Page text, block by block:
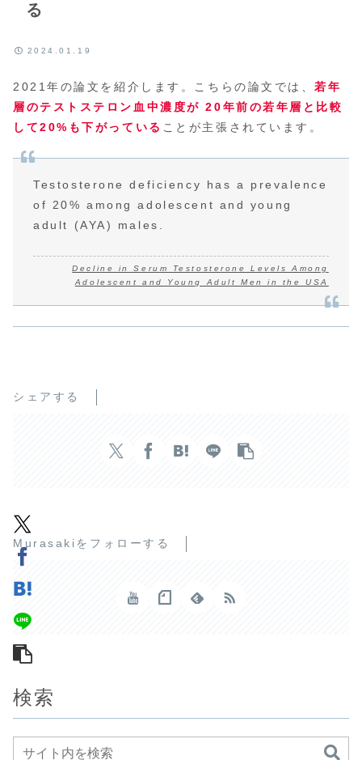
る
2024.01.19
2021年の論文を紹介します。こちらの論文では、若年
層のテストステロン血中濃度が 20年前の若年層と比較
して20%も下がっている ことが主張されています。
Testosterone deficiency has a prevalence
of 20% among adolescent and young
adult (AYA) males.
Decline in Serum Testosterone Levels Among
Adolescent and Young Adult Men in the USA
シェアする
Murasakiをフォローする
検索